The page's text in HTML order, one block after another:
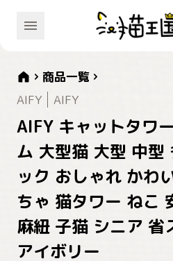
商品一覧
AIFY
AIFY
AIFY キャットタワ
ム 大型猫 大型 中型
ック おしゃれ かわ
ちゃ 猫タワー ねこ
麻紐 子猫 シニア
アイボリー